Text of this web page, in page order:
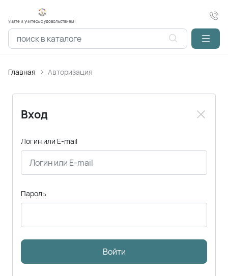
Учите и учитесь с удовольствием!
Главная Авторизация
Вход
Логин или E-mail
Пароль
Войти